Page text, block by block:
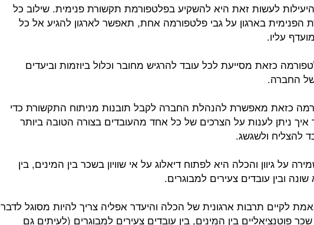
לעשות זאת היא להשקיע בפלטפורמת תקשורת פנימית. שילוב כל
הפנימית בארגון על גבי פלטפורמה אחת, תאפשר לארגון להגיע אל כל
עליו.
כזאת מסייעת לכל עובד להרגיש מחובר וכלול ביוזמות וביעדים
החברה.
כזאת מאפשרת להנהלת החברה לקבל תובנות מניתוח התקשורת כדי
איך ניתן לענות על הצרכים של כל אחד מהעובדים בצורה הטובה ביותר
להצליח ולשגשג.
על גיוון והכלה היא לפתוח דיאלוג על אי שוויון בשכר בין המינים, בין
ובין עובדים צעירים למבוגרים.
לקיים תרבות ארגונית של הכלה והיעדר אפליה צריך להיות מסוגל לדבר
פוטנציאליים בין המינים, בין עובדים צעירים למבוגרים (לעיתים גם